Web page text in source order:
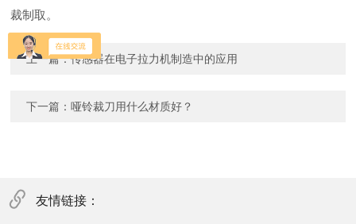
裁制取。
上一篇：传感器在电子拉力机制造中的应用
下一篇：哑铃裁刀用什么材质好？
友情链接：